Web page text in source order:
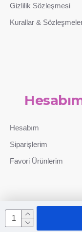
Gizlilik Sözleşmesi
Kurallar &
Hesabım
Siparişlerim
Favori Ürünlerim
Sepetim 0507